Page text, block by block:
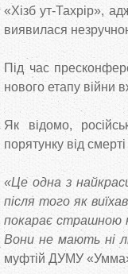
«Хізб ут-Тахрір»,
виявилася
Під час
нового етапу війни
Як відомо,
порятунку від
«Це одна з
після того як
покарає страшною
Вони не мають ні
муфтій ДУМУ «Умма»